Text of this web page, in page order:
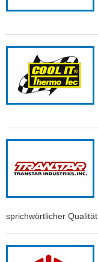
sprichwörtlicher Qualität.